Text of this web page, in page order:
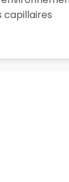
capillaires